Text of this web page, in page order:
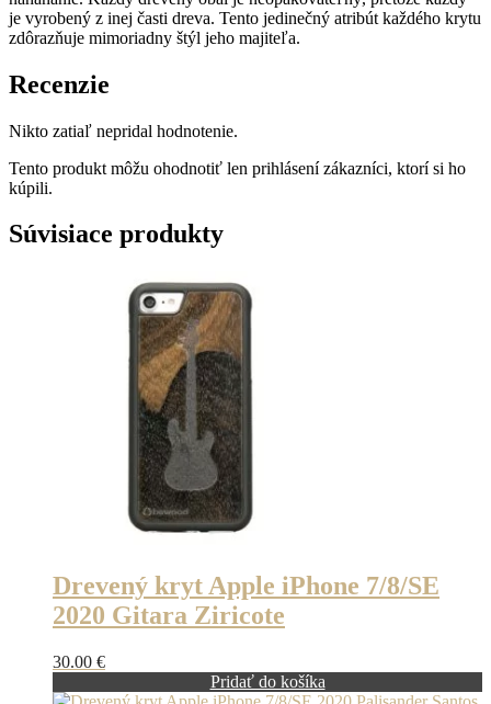
je vyrobený z inej časti dreva. Tento jedinečný atribút každého krytu
zdôrazňuje mimoriadny štýl jeho majiteľa.
Recenzie
Nikto zatiaľ nepridal hodnotenie.
Tento produkt môžu ohodnotiť len prihlásení zákazníci, ktorí si ho
kúpili.
Súvisiace produkty
Drevený kryt Apple iPhone 7/8/SE
2020 Gitara Ziricote
30.00 €
Pridať do košíka